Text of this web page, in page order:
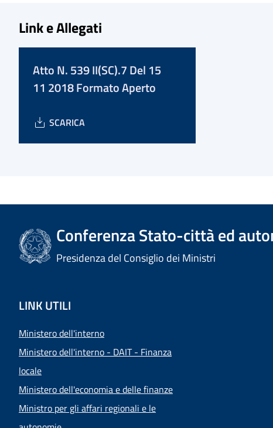
Link e Allegati
Atto N. 539 II(SC).7 Del 15
11 2018 Formato Aperto
SCARICA
Conferenza Stato-città ed
Presidenza del Consiglio dei Ministri
LINK UTILI
Ministero dell'interno
Ministero dell'interno - DAIT - Finanza
locale
Ministero dell'economia e delle finanze
Ministro per gli affari regionali e le